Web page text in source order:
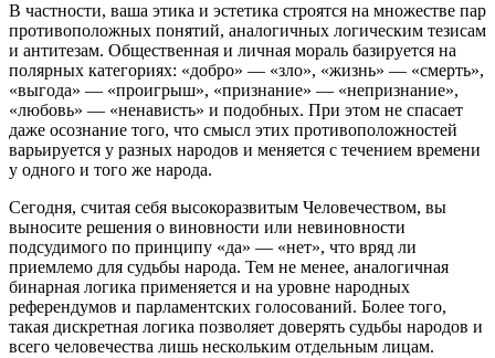
В частности, ваша этика и эстетика строятся на множестве пар
противоположных понятий, аналогичных логическим тезисам
и антитезам. Общественная и личная мораль базируется на
полярных категориях: «добро» — «зло», «жизнь» — «смерть»,
«выгода» — «проигрыш», «признание» — «непризнание»,
«любовь» — «ненависть» и подобных. При этом не спасает
даже осознание того, что смысл этих противоположностей
варьируется у разных народов и меняется с течением времени
у одного и того же народа.
Сегодня, считая себя высокоразвитым Человечеством, вы
выносите решения о виновности или невиновности
подсудимого по принципу «да» — «нет», что вряд ли
приемлемо для судьбы народа. Тем не менее, аналогичная
бинарная логика применяется и на уровне народных
референдумов и парламентских голосований. Более того,
такая дискретная логика позволяет доверять судьбы народов и
всего человечества лишь нескольким отдельным лицам.